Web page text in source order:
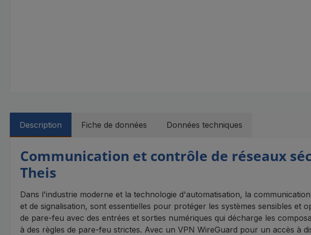
Description Fiche de données Données techniques
Communication et contrôle de réseaux
Theis
Dans l'industrie moderne et la technologie d'automatisation, la
et de signalisation, sont essentielles pour protéger les systèmes sensibles et
de pare-feu avec des entrées et sorties numériques qui décharge les
à des règles de pare-feu strictes. Avec un VPN WireGuard pour un accès à